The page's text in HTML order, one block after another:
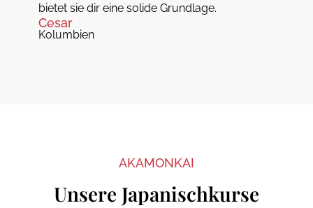
bietet sie dir eine solide Grundlage.
Cesar
Kolumbien
AKAMONKAI
Unsere Japanischkurse